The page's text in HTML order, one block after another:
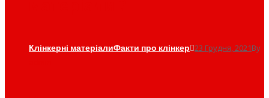
Клінкерні матеріалиФакти про клінкер 23 Грудня, 2021By